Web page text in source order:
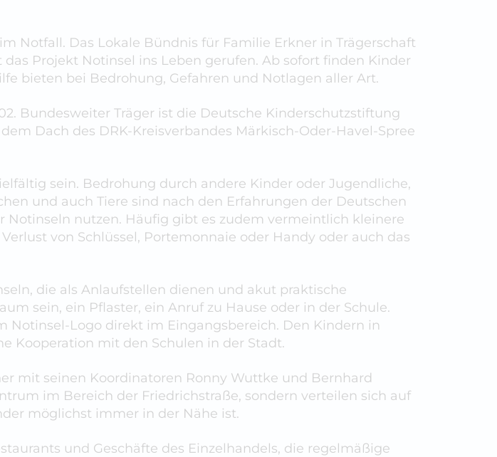
Notfall. Das Lokale Bündnis für Familie Erkner in Trägerschaft
Projekt Notinsel ins Leben gerufen. Ab sofort finden Kinder
bieten bei Bedrohung, Gefahren und Notlagen aller Art.
Bundesweiter Träger ist die Deutsche Kinderschutzstiftung
Dach des DRK-Kreisverbandes Märkisch-Oder-Havel-Spree
sein. Bedrohung durch andere Kinder oder Jugendliche,
und auch Tiere sind nach den Erfahrungen der Deutschen
nutzen. Häufig gibt es zudem vermeintlich kleinere
von Schlüssel, Portemonnaie oder Handy oder auch das
die als Anlaufstellen dienen und akut praktische
sein, ein Pflaster, ein Anruf zu Hause oder in der Schule.
Logo direkt im Eingangsbereich. Den Kindern in
Kooperation mit den Schulen in der Stadt.
mit seinen Koordinatoren Ronny Wuttke und Bernhard
im Bereich der Friedrichstraße, sondern verteilen sich auf
möglichst immer in der Nähe ist.
und Geschäfte des Einzelhandels, die regelmäßige